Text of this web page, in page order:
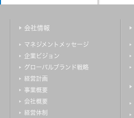
会社情報
マネジメントメッセージ
企業ビジョン
グローバルブランド戦略
経営計画
事業概要
会社概要
経営体制